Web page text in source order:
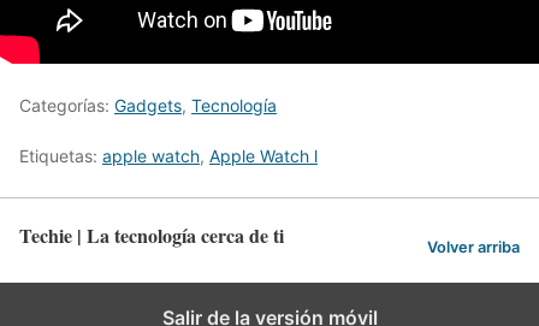
Categorías: Gadgets, Tecnología
Etiquetas: apple watch, Apple Watch l
Techie | La tecnología cerca de ti Volver arriba
Salir de la versión móvil